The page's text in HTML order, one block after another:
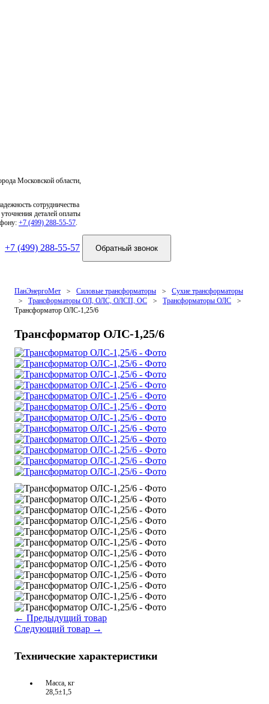
Московской области,
сотрудничества
деталей оплаты
+7 (499) 288-55-57.
+7 (499) 288-55-57
ПанЭнергоМет Силовые трансформаторы
Сухие трансформаторы
Трансформаторы ОЛ, ОЛС, ОЛСП, ОС
Трансформаторы ОЛС
Трансформатор ОЛС-1,25/6
Трансформатор ОЛС-1,25/6
← Предыдущий товар
Следующий товар →
Технические характеристики
Масса, кг
28,5±1,5